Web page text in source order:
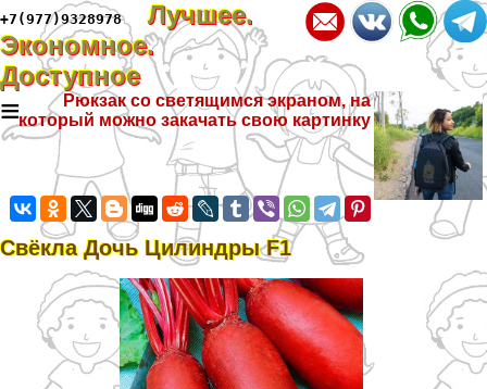
+7(977)9328978
Лучшее.
Экономное.
Доступное
≡
Рюкзак со светящимся экраном, на
который можно закачать свою картинку
Свёкла Дочь Цилиндры F1